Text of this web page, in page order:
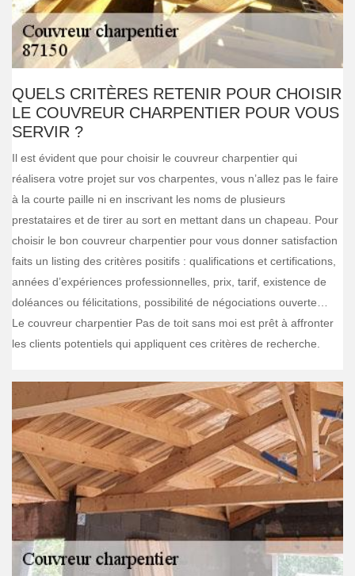
QUELS CRITÈRES RETENIR POUR CHOISIR
LE COUVREUR CHARPENTIER POUR VOUS
SERVIR ?
Il est évident que pour choisir le couvreur charpentier qui
réalisera votre projet sur vos charpentes, vous n’allez pas le faire
à la courte paille ni en inscrivant les noms de plusieurs
prestataires et de tirer au sort en mettant dans un chapeau. Pour
choisir le bon couvreur charpentier pour vous donner satisfaction
faits un listing des critères positifs : qualifications et certifications,
années d’expériences professionnelles, prix, tarif, existence de
doléances ou félicitations, possibilité de négociations ouverte…
Le couvreur charpentier Pas de toit sans moi est prêt à affronter
les clients potentiels qui appliquent ces critères de recherche.